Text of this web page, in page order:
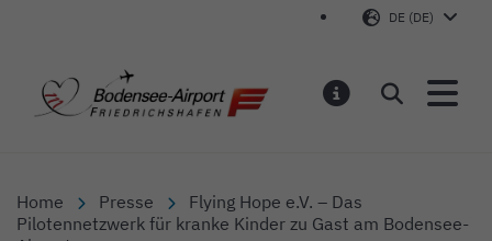
DE (DE)
Bodensee-Airport
Suchen
Home Presse
Flying Hope e.V. – Das
Pilotennetzwerk für kranke Kinder zu Gast am Bodensee-